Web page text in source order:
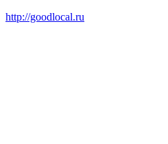
http://goodlocal.ru